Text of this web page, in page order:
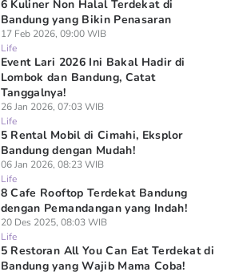
6 Kuliner Non Halal Terdekat di
Bandung yang Bikin Penasaran
17 Feb 2026, 09:00 WIB
Life
Event Lari 2026 Ini Bakal Hadir di
Lombok dan Bandung, Catat
Tanggalnya!
26 Jan 2026, 07:03 WIB
Life
5 Rental Mobil di Cimahi, Eksplor
Bandung dengan Mudah!
06 Jan 2026, 08:23 WIB
Life
8 Cafe Rooftop Terdekat Bandung
dengan Pemandangan yang Indah!
20 Des 2025, 08:03 WIB
Life
5 Restoran All You Can Eat Terdekat di
Bandung yang Wajib Mama Coba!